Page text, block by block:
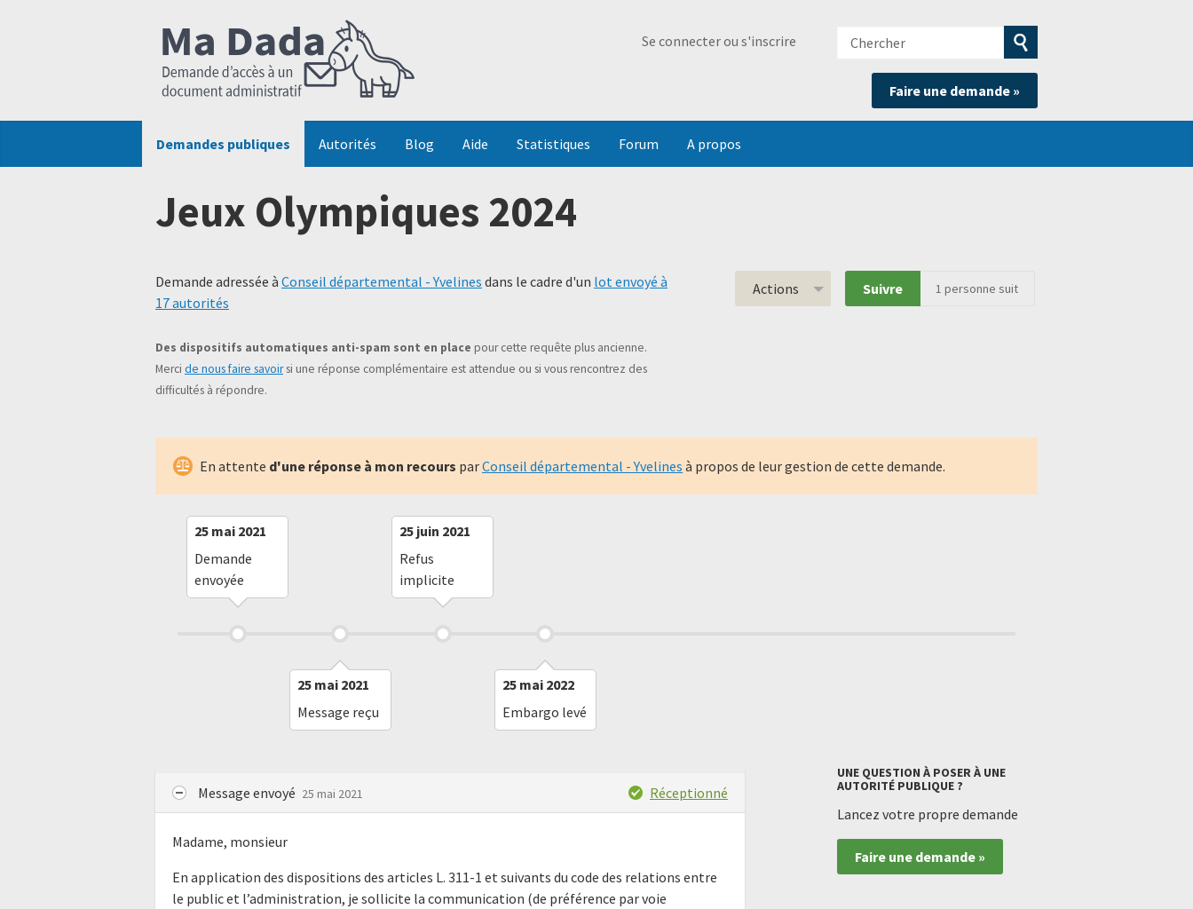
Se connecter ou s'inscrire
Chercher
Soumettre
la
recherche
Faire une demande »
Demandes publiques Autorités Blog Aide Statistiques Forum A propos
Jeux Olympiques 2024
Demande adressée à Conseil départemental - Yvelines dans le cadre d'un lot envoyé à
17 autorités
Des dispositifs automatiques anti-spam sont en place pour cette requête plus ancienne.
Merci de nous faire savoirsi une réponse complémentaire est attendue ou si vous rencontrez des
difficultés à répondre.
Actions Suivre 1 personne suit
En attente d'une réponse à mon recours parConseil départemental - Yvelines à propos de leur gestion de cette demande.
25 mai 2021
Demande
envoyée
25 mai 2021
Message reçu
25 juin 2021
Refus
implicite
25 mai 2022
Embargo levé
Message envoyé 25 mai 2021 Réceptionné
Madame, monsieur
En application des dispositions des articles L. 311-1 et suivants du code des relations entre
le public et l’administration, je sollicite la communication (de préférence par voie
UNE QUESTION À POSER À UNE
AUTORITÉ PUBLIQUE ?
Lancez votre propre demande
Faire une demande »